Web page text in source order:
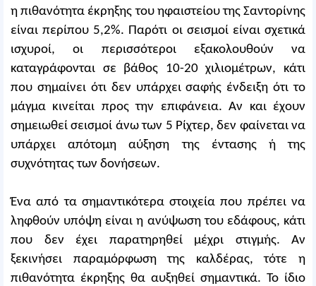
η πιθανότητα έκρηξης του ηφαιστείου της Σαντορίνης
είναι περίπου 5,2%. Παρότι οι σεισμοί είναι σχετικά
ισχυροί, οι περισσότεροι εξακολουθούν να
καταγράφονται σε βάθος 10-20 χιλιομέτρων, κάτι
που σημαίνει ότι δεν υπάρχει σαφής ένδειξη ότι το
μάγμα κινείται προς την επιφάνεια. Αν και έχουν
σημειωθεί σεισμοί άνω των 5 Ρίχτερ, δεν φαίνεται να
υπάρχει απότομη αύξηση της έντασης ή της
συχνότητας των δονήσεων.
Ένα από τα σημαντικότερα στοιχεία που πρέπει να
ληφθούν υπόψη είναι η ανύψωση του εδάφους, κάτι
που δεν έχει παρατηρηθεί μέχρι στιγμής. Αν
ξεκινήσει παραμόρφωση της καλδέρας, τότε η
πιθανότητα έκρηξης θα αυξηθεί σημαντικά. Το ίδιο